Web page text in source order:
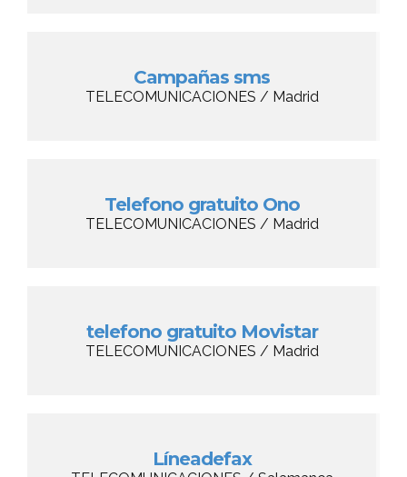
Campañas sms
TELECOMUNICACIONES / Madrid
Telefono gratuito Ono
TELECOMUNICACIONES / Madrid
telefono gratuito Movistar
TELECOMUNICACIONES / Madrid
Líneadefax